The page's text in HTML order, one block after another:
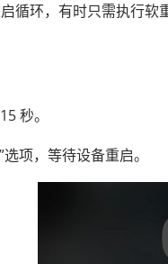
循环，有时只需执行软
秒。
项，等待设备重启。